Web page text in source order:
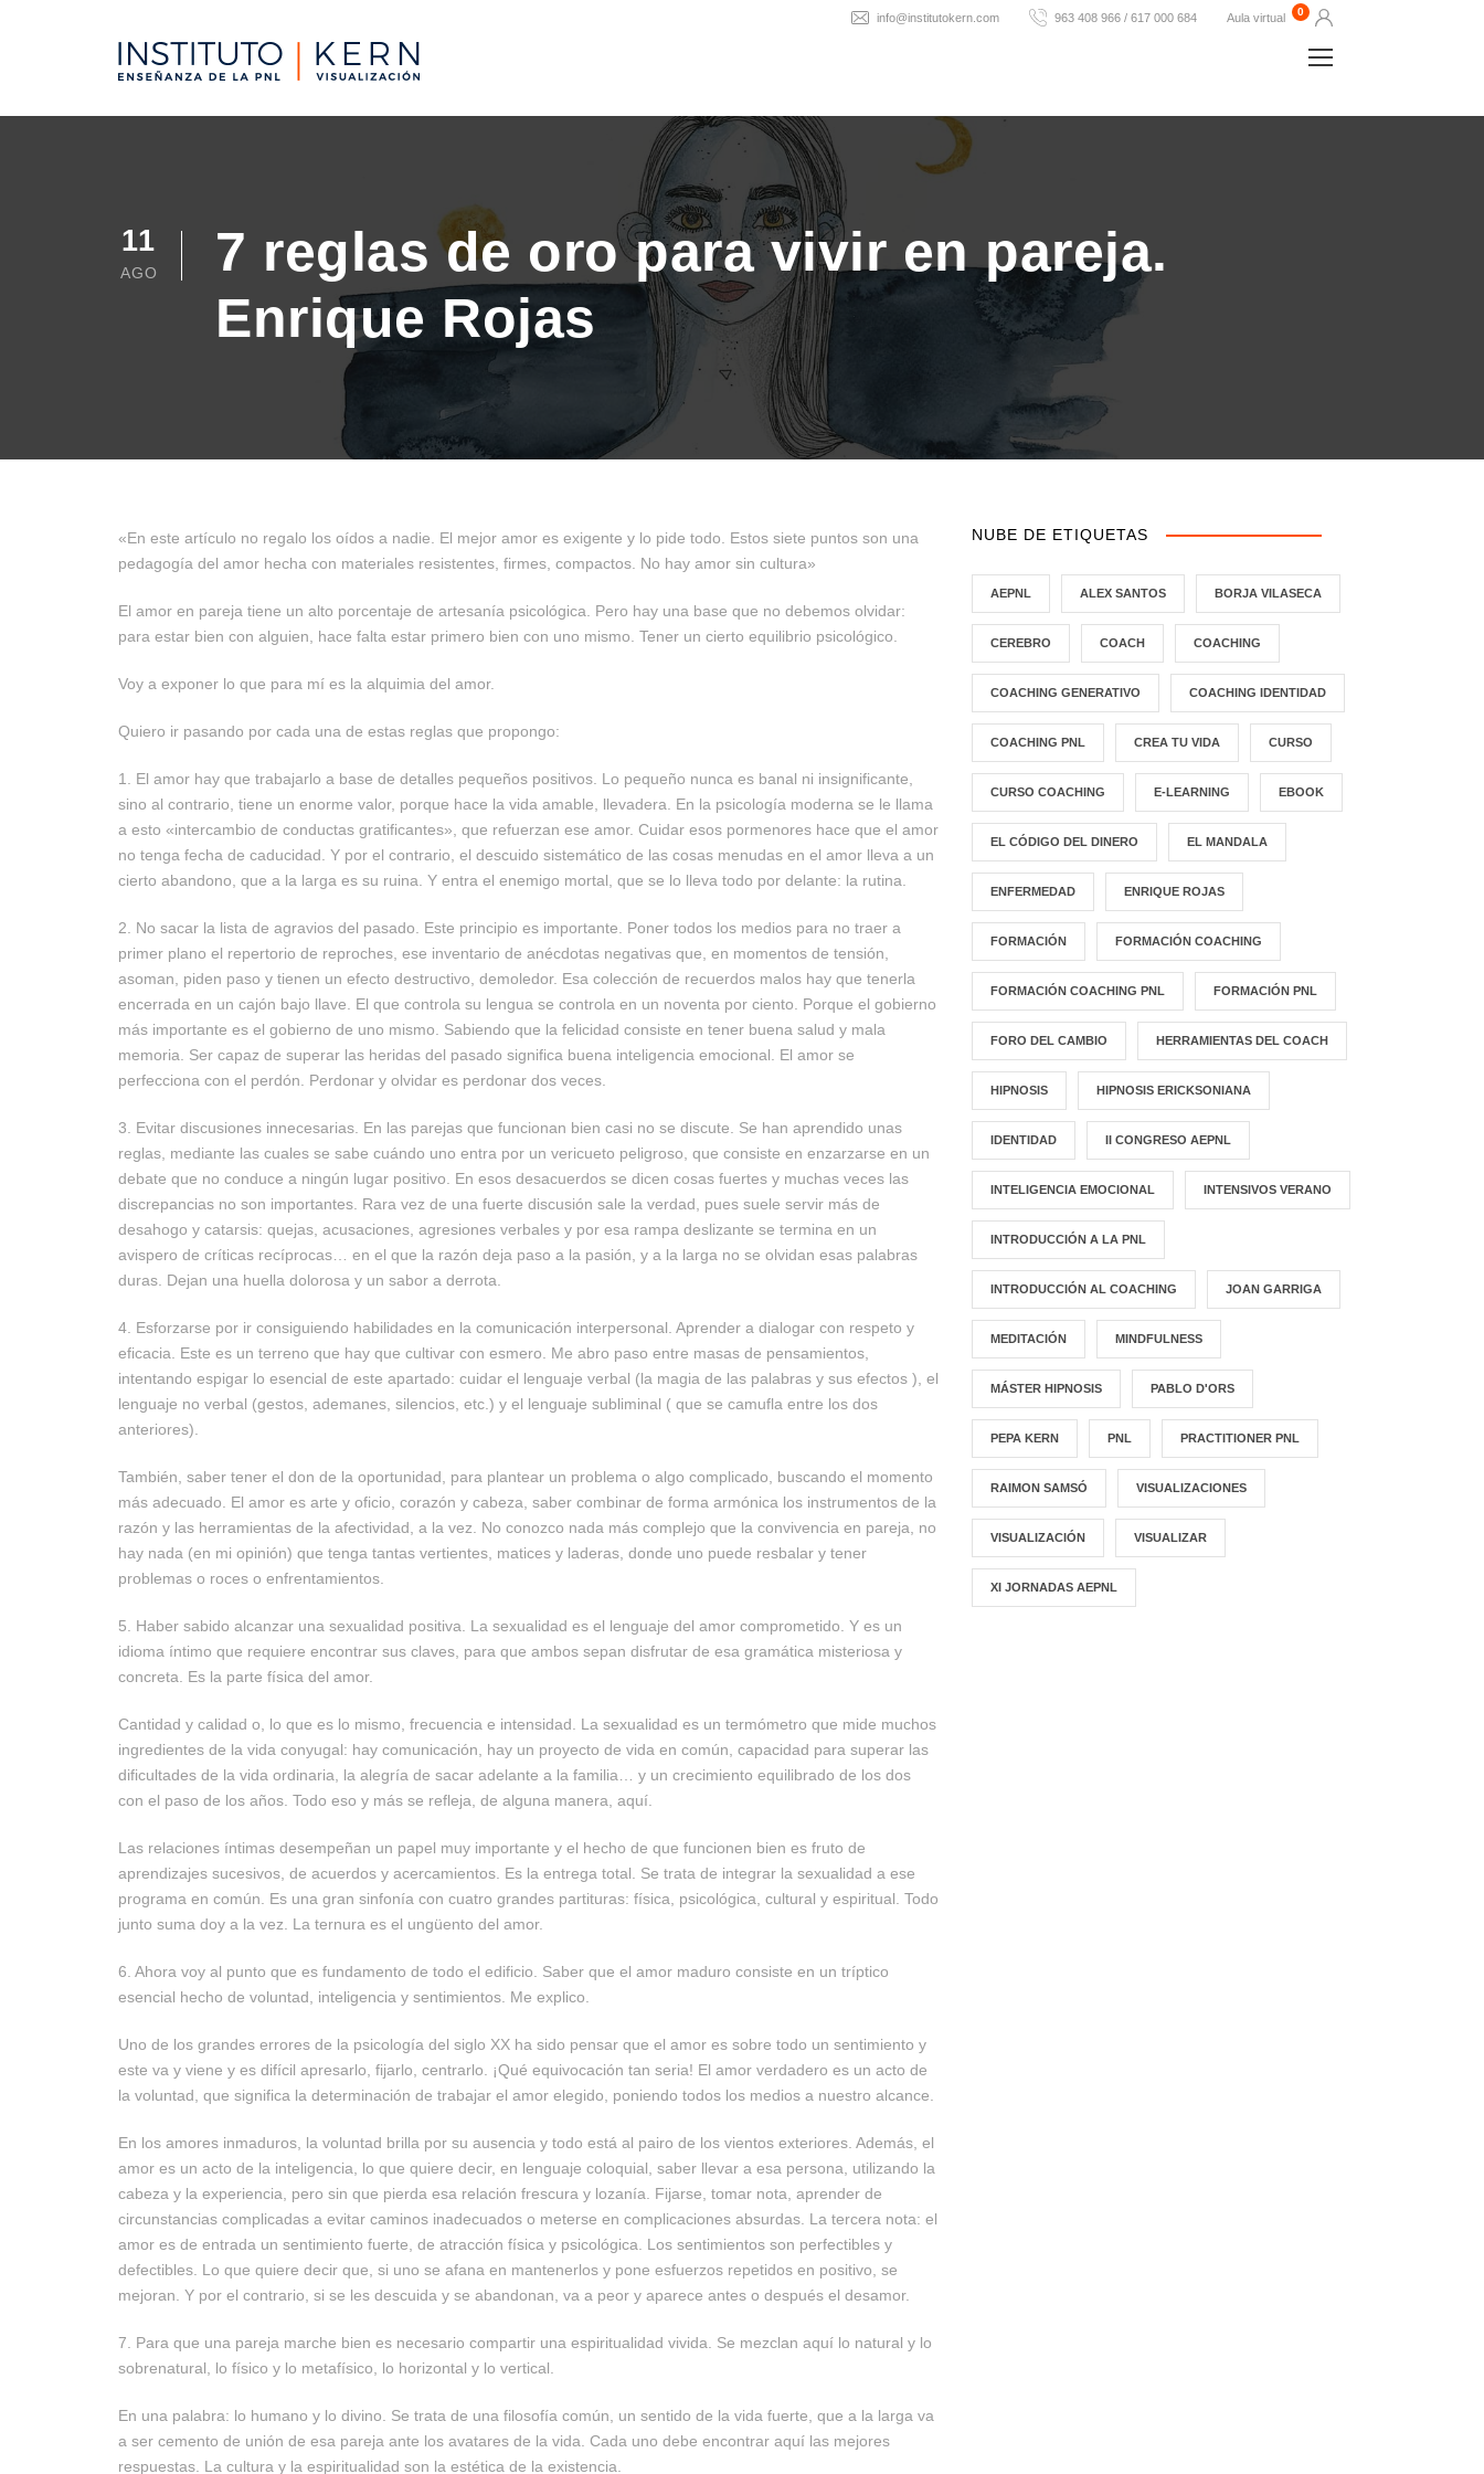
info@institutokern.com 963 408 966 / 617 000 684 Aula virtual 0
11
AGO
7 reglas de oro para vivir en pareja.
Enrique Rojas
«En este artículo no regalo los oídos a nadie. El mejor amor es exigente y lo pide todo. Estos siete puntos son una
pedagogía del amor hecha con materiales resistentes, firmes, compactos. No hay amor sin cultura»
El amor en pareja tiene un alto porcentaje de artesanía psicológica. Pero hay una base que no debemos olvidar:
para estar bien con alguien, hace falta estar primero bien con uno mismo. Tener un cierto equilibrio psicológico.
Voy a exponer lo que para mí es la alquimia del amor.
Quiero ir pasando por cada una de estas reglas que propongo:
1. El amor hay que trabajarlo a base de detalles pequeños positivos. Lo pequeño nunca es banal ni insignificante,
sino al contrario, tiene un enorme valor, porque hace la vida amable, llevadera. En la psicología moderna se le llama
a esto «intercambio de conductas gratificantes», que refuerzan ese amor. Cuidar esos pormenores hace que el amor
no tenga fecha de caducidad. Y por el contrario, el descuido sistemático de las cosas menudas en el amor lleva a un
cierto abandono, que a la larga es su ruina. Y entra el enemigo mortal, que se lo lleva todo por delante: la rutina.
2. No sacar la lista de agravios del pasado. Este principio es importante. Poner todos los medios para no traer a
primer plano el repertorio de reproches, ese inventario de anécdotas negativas que, en momentos de tensión,
asoman, piden paso y tienen un efecto destructivo, demoledor. Esa colección de recuerdos malos hay que tenerla
encerrada en un cajón bajo llave. El que controla su lengua se controla en un noventa por ciento. Porque el gobierno
más importante es el gobierno de uno mismo. Sabiendo que la felicidad consiste en tener buena salud y mala
memoria. Ser capaz de superar las heridas del pasado significa buena inteligencia emocional. El amor se
perfecciona con el perdón. Perdonar y olvidar es perdonar dos veces.
3. Evitar discusiones innecesarias. En las parejas que funcionan bien casi no se discute. Se han aprendido unas
reglas, mediante las cuales se sabe cuándo uno entra por un vericueto peligroso, que consiste en enzarzarse en un
debate que no conduce a ningún lugar positivo. En esos desacuerdos se dicen cosas fuertes y muchas veces las
discrepancias no son importantes. Rara vez de una fuerte discusión sale la verdad, pues suele servir más de
desahogo y catarsis: quejas, acusaciones, agresiones verbales y por esa rampa deslizante se termina en un
avispero de críticas recíprocas… en el que la razón deja paso a la pasión, y a la larga no se olvidan esas palabras
duras. Dejan una huella dolorosa y un sabor a derrota.
4. Esforzarse por ir consiguiendo habilidades en la comunicación interpersonal. Aprender a dialogar con respeto y
eficacia. Este es un terreno que hay que cultivar con esmero. Me abro paso entre masas de pensamientos,
intentando espigar lo esencial de este apartado: cuidar el lenguaje verbal (la magia de las palabras y sus efectos ), el
lenguaje no verbal (gestos, ademanes, silencios, etc.) y el lenguaje subliminal ( que se camufla entre los dos
anteriores).
También, saber tener el don de la oportunidad, para plantear un problema o algo complicado, buscando el momento
más adecuado. El amor es arte y oficio, corazón y cabeza, saber combinar de forma armónica los instrumentos de la
razón y las herramientas de la afectividad, a la vez. No conozco nada más complejo que la convivencia en pareja, no
hay nada (en mi opinión) que tenga tantas vertientes, matices y laderas, donde uno puede resbalar y tener
problemas o roces o enfrentamientos.
5. Haber sabido alcanzar una sexualidad positiva. La sexualidad es el lenguaje del amor comprometido. Y es un
idioma íntimo que requiere encontrar sus claves, para que ambos sepan disfrutar de esa gramática misteriosa y
concreta. Es la parte física del amor.
Cantidad y calidad o, lo que es lo mismo, frecuencia e intensidad. La sexualidad es un termómetro que mide muchos
ingredientes de la vida conyugal: hay comunicación, hay un proyecto de vida en común, capacidad para superar las
dificultades de la vida ordinaria, la alegría de sacar adelante a la familia… y un crecimiento equilibrado de los dos
con el paso de los años. Todo eso y más se refleja, de alguna manera, aquí.
Las relaciones íntimas desempeñan un papel muy importante y el hecho de que funcionen bien es fruto de
aprendizajes sucesivos, de acuerdos y acercamientos. Es la entrega total. Se trata de integrar la sexualidad a ese
programa en común. Es una gran sinfonía con cuatro grandes partituras: física, psicológica, cultural y espiritual. Todo
junto suma doy a la vez. La ternura es el ungüento del amor.
6. Ahora voy al punto que es fundamento de todo el edificio. Saber que el amor maduro consiste en un tríptico
esencial hecho de voluntad, inteligencia y sentimientos. Me explico.
Uno de los grandes errores de la psicología del siglo XX ha sido pensar que el amor es sobre todo un sentimiento y
este va y viene y es difícil apresarlo, fijarlo, centrarlo. ¡Qué equivocación tan seria! El amor verdadero es un acto de
la voluntad, que significa la determinación de trabajar el amor elegido, poniendo todos los medios a nuestro alcance.
En los amores inmaduros, la voluntad brilla por su ausencia y todo está al pairo de los vientos exteriores. Además, el
amor es un acto de la inteligencia, lo que quiere decir, en lenguaje coloquial, saber llevar a esa persona, utilizando la
cabeza y la experiencia, pero sin que pierda esa relación frescura y lozanía. Fijarse, tomar nota, aprender de
circunstancias complicadas a evitar caminos inadecuados o meterse en complicaciones absurdas. La tercera nota: el
amor es de entrada un sentimiento fuerte, de atracción física y psicológica. Los sentimientos son perfectibles y
defectibles. Lo que quiere decir que, si uno se afana en mantenerlos y pone esfuerzos repetidos en positivo, se
mejoran. Y por el contrario, si se les descuida y se abandonan, va a peor y aparece antes o después el desamor.
7. Para que una pareja marche bien es necesario compartir una espiritualidad vivida. Se mezclan aquí lo natural y lo
sobrenatural, lo físico y lo metafísico, lo horizontal y lo vertical.
En una palabra: lo humano y lo divino. Se trata de una filosofía común, un sentido de la vida fuerte, que a la larga va
a ser cemento de unión de esa pareja ante los avatares de la vida. Cada uno debe encontrar aquí las mejores
respuestas. La cultura y la espiritualidad son la estética de la existencia.
NUBE DE ETIQUETAS
AEPNL ALEX SANTOS BORJA VILASECA
CEREBRO COACH COACHING
COACHING GENERATIVO COACHING IDENTIDAD
COACHING PNL CREA TU VIDA CURSO
CURSO COACHING E-LEARNING EBOOK
EL CÓDIGO DEL DINERO EL MANDALA
ENFERMEDAD ENRIQUE ROJAS
FORMACIÓN FORMACIÓN COACHING
FORMACIÓN COACHING PNL FORMACIÓN PNL
FORO DEL CAMBIO HERRAMIENTAS DEL COACH
HIPNOSIS HIPNOSIS ERICKSONIANA
IDENTIDAD II CONGRESO AEPNL
INTELIGENCIA EMOCIONAL INTENSIVOS VERANO
INTRODUCCIÓN A LA PNL
INTRODUCCIÓN AL COACHING JOAN GARRIGA
MEDITACIÓN MINDFULNESS
MÁSTER HIPNOSIS PABLO D'ORS
PEPA KERN PNL PRACTITIONER PNL
RAIMON SAMSÓ VISUALIZACIONES
VISUALIZACIÓN VISUALIZAR
XI JORNADAS AEPNL